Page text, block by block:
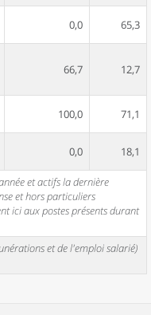
0,0 65,3
66,7 12,7
100,0 71,1
0,0 18,1
et actifs la dernière
et hors particuliers
ici aux postes présents durant
et de l'emploi salarié)